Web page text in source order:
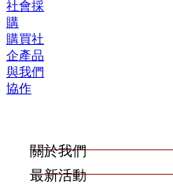
社會採
購
購買社
企產品
與我們
協作
關於我們
最新活動